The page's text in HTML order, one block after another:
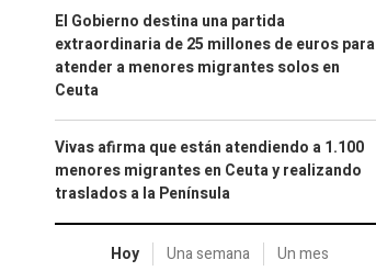
El Gobierno destina una partida
extraordinaria de 25 millones de euros para
atender a menores migrantes solos en
Ceuta
Vivas afirma que están atendiendo a 1.100
menores migrantes en Ceuta y realizando
traslados a la Península
Hoy Una semana Un mes